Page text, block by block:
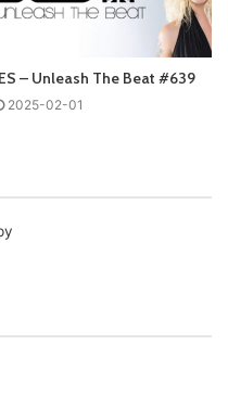
– Unleash The Beat #639
2025-02-01